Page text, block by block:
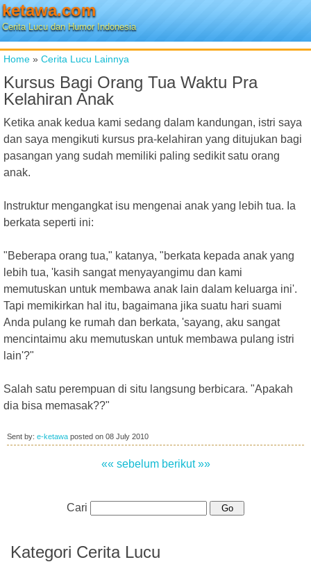
ketawa.com
Cerita Lucu dan Humor Indonesia
Home » Cerita Lucu Lainnya
Kursus Bagi Orang Tua Waktu Pra
Kelahiran Anak
Ketika anak kedua kami sedang dalam kandungan, istri saya
dan saya mengikuti kursus pra-kelahiran yang ditujukan bagi
pasangan yang sudah memiliki paling sedikit satu orang
anak.
Instruktur mengangkat isu mengenai anak yang lebih tua. Ia
berkata seperti ini:
"Beberapa orang tua," katanya, "berkata kepada anak yang
lebih tua, 'kasih sangat menyayangimu dan kami
memutuskan untuk membawa anak lain dalam keluarga ini'.
Tapi memikirkan hal itu, bagaimana jika suatu hari suami
Anda pulang ke rumah dan berkata, 'sayang, aku sangat
mencintaimu aku memutuskan untuk membawa pulang istri
lain'?"
Salah satu perempuan di situ langsung berbicara. "Apakah
dia bisa memasak??"
Sent by: e-ketawa posted on 08 July 2010
«« sebelum berikut »»
Cari
Kategori Cerita Lucu